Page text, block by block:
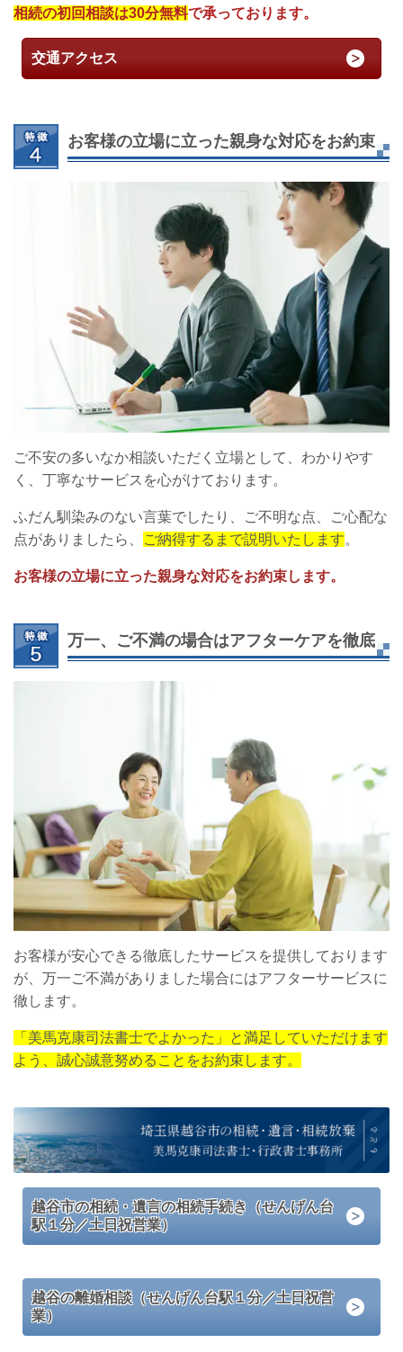
相続の初回相談は30分無料で承っております。
交通アクセス
お客様の立場に立った親身な対応をお約束
ご不安の多いなか相談いただく立場として、わかりやす
く、丁寧なサービスを心がけております。
ふだん馴染みのない言葉でしたり、ご不明な点、ご心配な
点がありましたら、
ご納得するまで説明いたします。
お客様の立場に立った親身な対応をお約束します。
万一、ご不満の場合はアフターケアを徹底
お客様が安心できる徹底したサービスを提供しております
が、万一ご不満がありました場合にはアフターサービスに
徹します。
「美馬克康司法書士でよかった」と満足していただけます
よう、誠心誠意努めることをお約束します。
越谷市の相続・遺言の相続手続き（せんげん台
駅１分／土日祝営業）
越谷の離婚相談（せんげん台駅１分／土日祝営
業）